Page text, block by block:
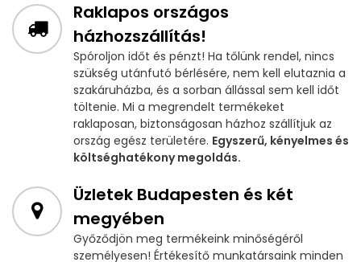
Raklapos országos
házhozszállítás!
Spóroljon időt és pénzt! Ha tőlünk rendel, nincs
szükség utánfutó bérlésére, nem kell elutaznia a
szakáruházba, és a sorban állással sem kell időt
töltenie. Mi a megrendelt termékeket
raklaposan, biztonságosan házhoz szállítjuk az
ország egész területére. Egyszerű, kényelmes és
költséghatékony megoldás.
Üzletek Budapesten és két
megyében
Győződjön meg termékeink minőségéről
személyesen! Értékesítő munkatársaink minden